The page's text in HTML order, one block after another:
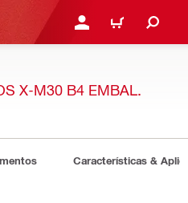
INICIE SESIÓN O
CARRITO
X-M30 B4 EMBAL.
Características &